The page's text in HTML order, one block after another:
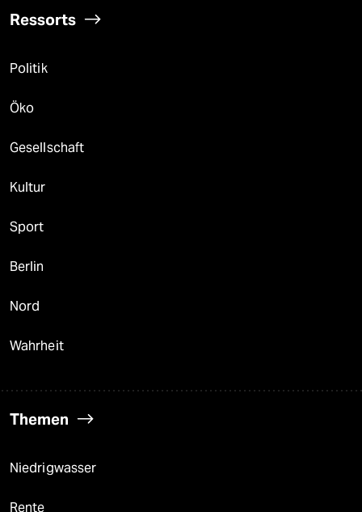
Ressorts
Politik
Öko
Gesellschaft
Kultur
Sport
Berlin
Nord
Wahrheit
Themen
Niedrigwasser
Rente